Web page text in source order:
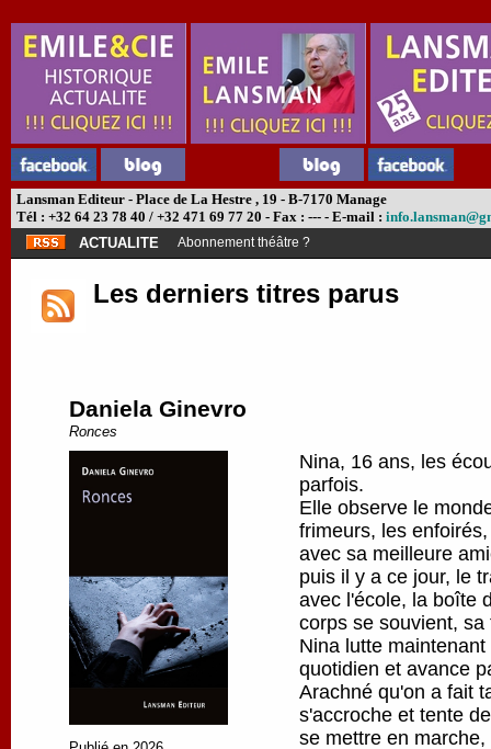
Lansman Editeur - Place de La Hestre , 19 - B-7170 Manage
Tél : +32 64 23 78 40 / +32 471 69 77 20 - Fax : --- - E-mail :
ACTUALITE
Abonnement théâtre ?
Les derniers titres parus
Daniela Ginevro
Ronces
Nina, 16 ans, les
parfois.
Elle observe le
frimeurs, les
avec sa meilleure
puis il y a ce jour, le
avec l'école, la boîte
corps se souvient,
Nina lutte
quotidien et avance
Arachné qu'on a fait
s'accroche et tente
se mettre en